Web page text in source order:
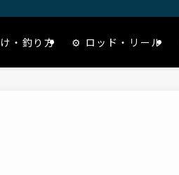
・釣り方 ⚙️ ロッド・リール